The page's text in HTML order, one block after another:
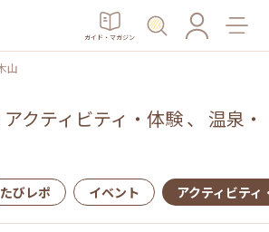
ガイド・マガジン
山
アクティビティ・体験、 温泉・
たびレポ イベント アクティビティ